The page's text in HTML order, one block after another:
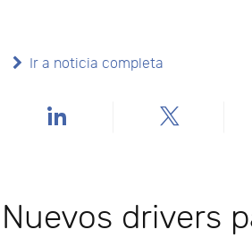
Ir a noticia completa
Nuevos drivers